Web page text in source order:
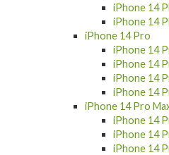
iPhone 14
iPhone 14
iPhone 14 Pro
iPhone 14
iPhone 14
iPhone 14
iPhone 14
iPhone 14 Pro
iPhone 14
iPhone 14
iPhone 14